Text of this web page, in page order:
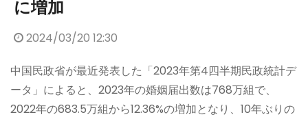
に増加
2024/03/20 12:30
中国民政省が最近発表した「2023年第4四半期民政統計デ
ータ」によると、2023年の婚姻届出数は768万組で、
2022年の683.5万組から12.36%の増加となり、10年ぶりの